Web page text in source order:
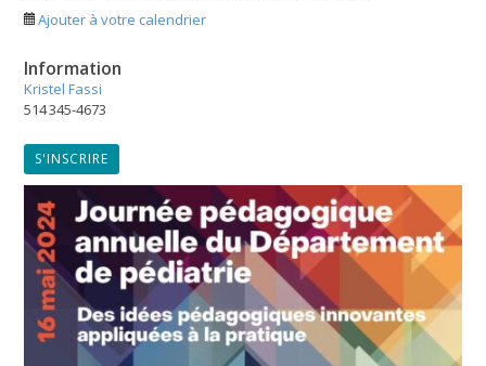
Ajouter à votre calendrier
Information
Kristel Fassi
514 345-4673
S'INSCRIRE